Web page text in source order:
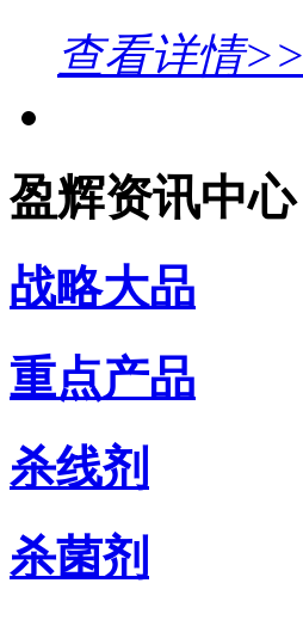
查看详情>>
盈辉资讯中心
战略大品
重点产品
杀线剂
杀菌剂